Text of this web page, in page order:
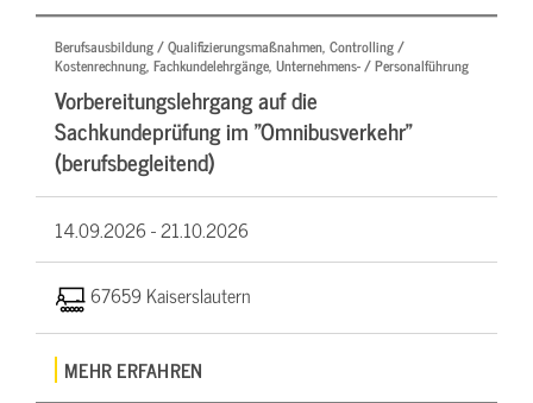
Berufsausbildung / Qualifizierungsmaßnahmen, Controlling /
Kostenrechnung, Fachkundelehrgänge, Unternehmens- / Personalführung
Vorbereitungslehrgang auf die
Sachkundeprüfung im "Omnibusverkehr"
(berufsbegleitend)
14.09.2026 -21.10.2026
67659 Kaiserslautern
MEHR ERFAHREN